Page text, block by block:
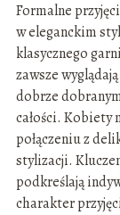
Formalne
w eleganckim
klasycznego
zawsze
dobrze
całości. Kobiety
połączeniu z
stylizacji.
podkreślają
charakter